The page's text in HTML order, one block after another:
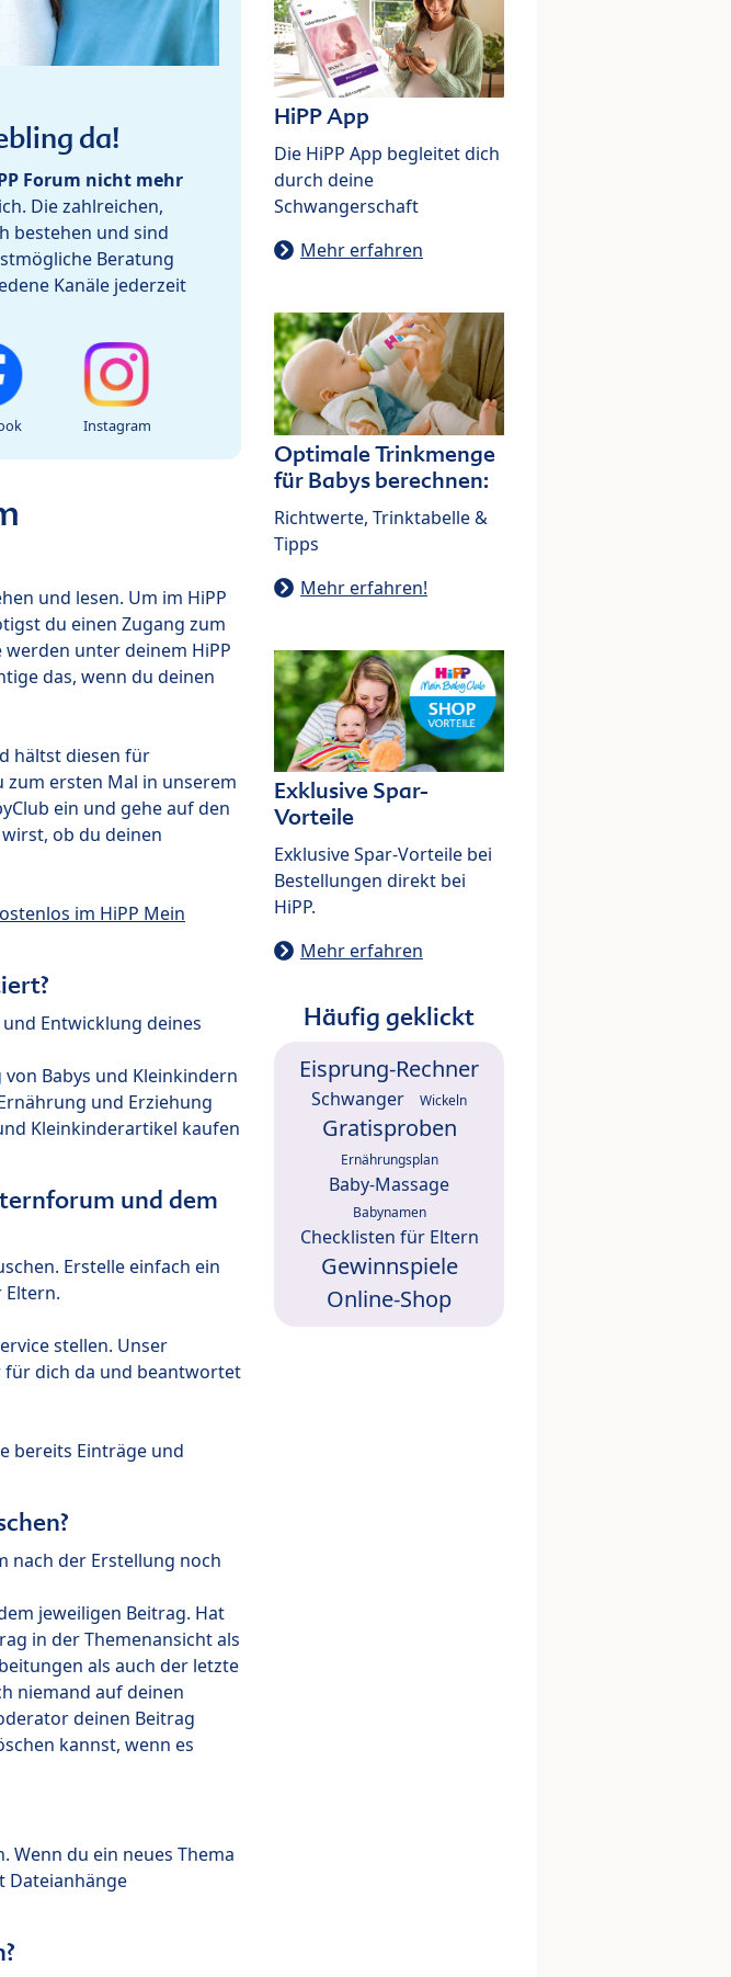
da!
Forum nicht mehr
Die zahlreichen,
bestehen und sind
Beratung
Kanäle jederzeit
Instagram
und lesen. Um im HiPP
du einen Zugang zum
werden unter deinem HiPP
das, wenn du deinen
hältst diesen für
zum ersten Mal in unserem
ein und gehe auf den
ob du deinen
im HiPP Mein
Entwicklung deines
Babys und Kleinkindern
und Erziehung
Kleinkinderartikel kaufen
und dem
Erstelle einfach ein
stellen. Unser
für dich da und beantwortet
bereits Einträge und
nach der Erstellung noch
jeweiligen Beitrag. Hat
in der Themenansicht als
als auch der letzte
niemand auf deinen
deinen Beitrag
kannst, wenn es
Wenn du ein neues Thema
Dateianhänge
HiPP App
Die HiPP App begleitet dich
durch deine
Schwangerschaft
Mehr erfahren
Optimale Trinkmenge
für Babys berechnen:
Richtwerte, Trinktabelle &
Tipps
Mehr erfahren!
Exklusive Spar-
Vorteile
Exklusive Spar-Vorteile bei
Bestellungen direkt bei
HiPP.
Mehr erfahren
Häufig geklickt
Eisprung-Rechner
Schwanger Wickeln
Gratisproben
Ernährungsplan
Baby-Massage
Babynamen
Checklisten für Eltern
Gewinnspiele
Online-Shop